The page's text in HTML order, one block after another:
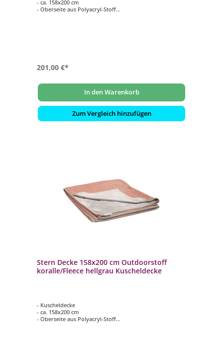
- ca. 158x200 cm
- Oberseite aus Polyacryl-Stoff
201,00 €*
In den Warenkorb
Zum Vergleich hinzufügen
Stern Decke 158x200 cm Outdoorstoff
koralle/Fleece hellgrau Kuscheldecke
- Kuscheldecke
- ca. 158x200 cm
- Oberseite aus Polyacryl-Stoff